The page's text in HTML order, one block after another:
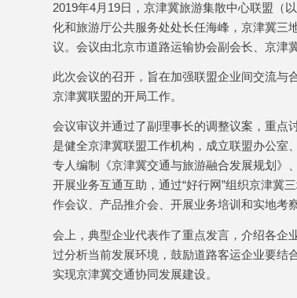
2019年4月 19日，京津冀旅游集散中心联盟（
化和旅游厅公共服务处处长任海峰，京津冀三
议。会议由北京市道路运输协会副会长、京津
此次会议的召开，旨在加强联盟企业间交流与
京津冀联盟的开局工作。
会议审议并通过了副理事长的调整议案，重点
是健全京津冀联盟工作机构，成立联盟办公室
专人编制《京津冀交通与旅游融合发展规划》
开展业务互通互助，通过“好行网”组织京津冀
作会议、产品推介会、开展业务培训和实地考
会上，典型企业代表作了重点发言，介绍各企
过分析当前发展环境，鼓励道路客运企业要结
实现京津冀交通协同发展建设。